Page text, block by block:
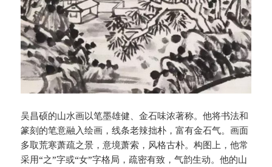
吴昌硕的山水画以笔墨雄健、金石味浓著称。他将书法和
篆刻的笔意融入绘画，线条老辣拙朴，富有金石气。画面
多取荒寒萧疏之景，意境萧索，风格古朴。构图上，他常
采用“之”字或“女”字格局，疏密有致，气韵生动。他的山